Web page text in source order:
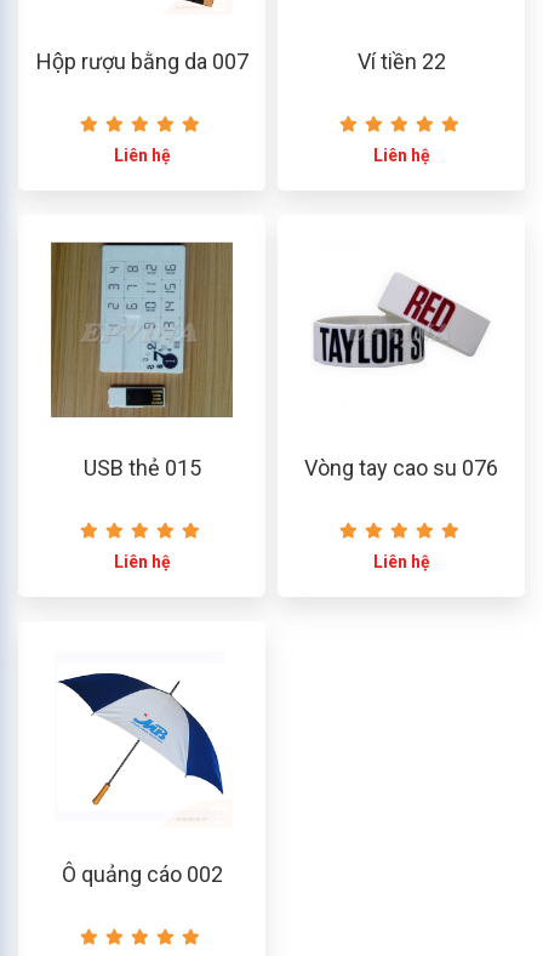
Hộp rượu bằng da 007
Liên hệ
Ví tiền 22
Liên hệ
USB thẻ 015
Liên hệ
Vòng tay cao su 076
Liên hệ
Ô quảng cáo 002